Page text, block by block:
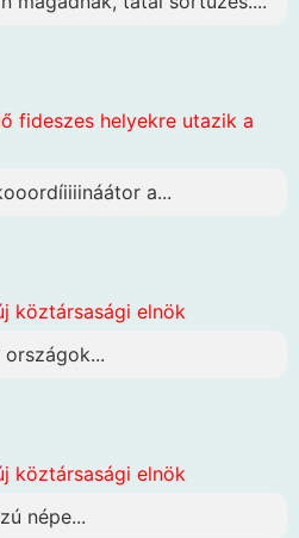
fideszes helyekre utazik a
a...
köztársasági elnök
köztársasági elnök
népe...